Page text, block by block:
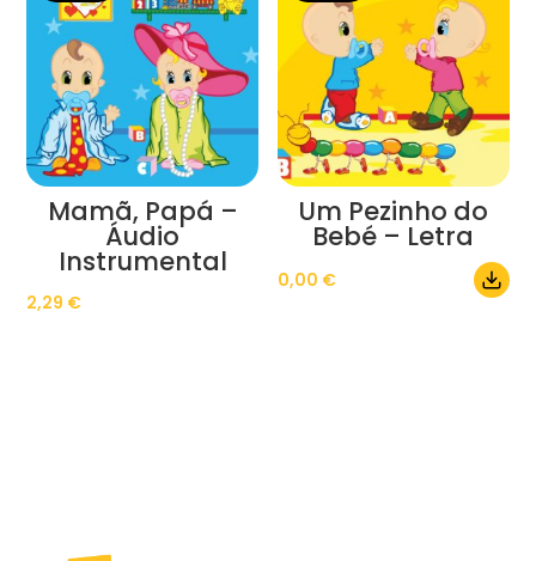
Mamã, Papá –
Áudio
Instrumental
2,29 €
Um Pezinho do
Bebé – Letra
0,00 €